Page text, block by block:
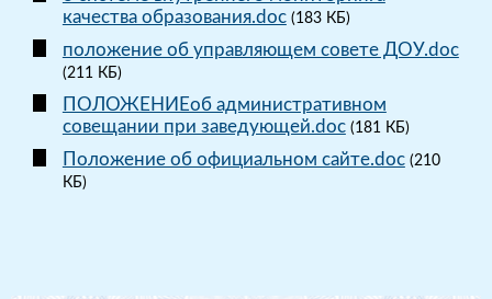
качества образования.doc (183 КБ)
положение об управляющем совете ДОУ.doc
(211 КБ)
ПОЛОЖЕНИЕоб административном
совещании при заведующей.doc (181 КБ)
Положение об официальном сайте.doc (210
КБ)